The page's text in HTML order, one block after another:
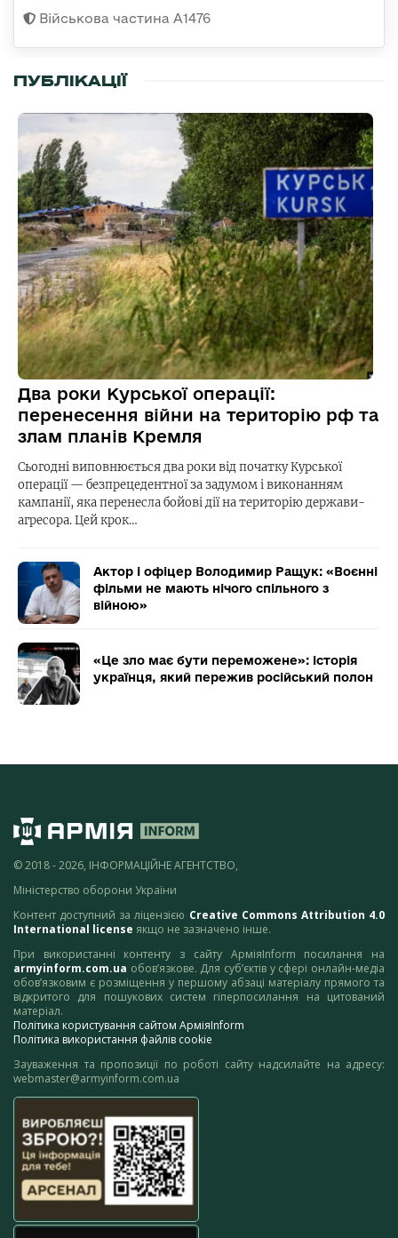
Військова частина А1476
ПУБЛІКАЦІЇ
Два роки Курської операції:
перенесення війни на територію рф та
злам планів Кремля
Сьогодні виповнюється два роки від початку Курської
операції — безпрецедентної за задумом і виконанням
кампанії, яка перенесла бойові дії на територію держави-
агресора. Цей крок…
Актор і офіцер Володимир Ращук: «Воєнні
фільми не мають нічого спільного з
війною»
«Це зло має бути переможене»: історія
українця, який пережив російський полон
© 2018 - 2026, ІНФОРМАЦІЙНЕ АГЕНТСТВО,
Міністерство оборони України
Контент доступний за ліцензією Creative Commons Attribution 4.0
International license якщо не зазначено інше.
При використанні контенту з сайту АрміяInform посилання на
armyinform.com.ua обов’язкове. Для суб’єктів у сфері онлайн-медіа
обов’язковим є розміщення у першому абзаці матеріалу прямого та
відкритого для пошукових систем гіперпосилання на цитований
матеріал.
Політика користування сайтом АрміяInform
Політика використання файлів cookie
Зауваження та пропозиції по роботі сайту надсилайте на адресу:
webmaster@armyinform.com.ua